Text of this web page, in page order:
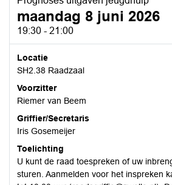
maandag 8 juni 2026
19:30 - 21:00
Locatie
SH2.38 Raadzaal
Voorzitter
Riemer van Beem
Griffier/Secretaris
Iris Gosemeijer
Toelichting
U kunt de raad toespreken of uw
sturen. Aanmelden voor het inspreken